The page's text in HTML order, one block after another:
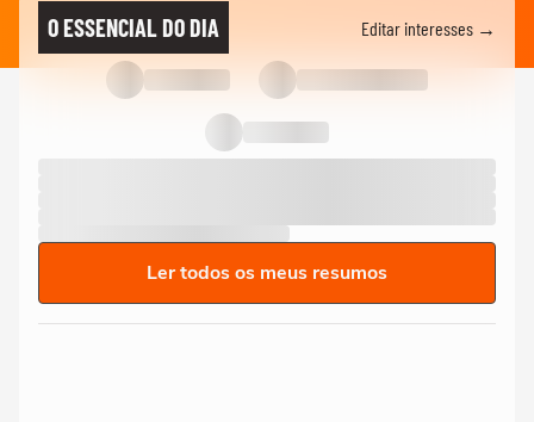
O ESSENCIAL DO DIA Editar interesses →
Ler todos os meus resumos